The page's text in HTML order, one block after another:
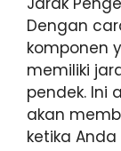
Dengan
komponen
memiliki
pendek. Ini
akan
ketika